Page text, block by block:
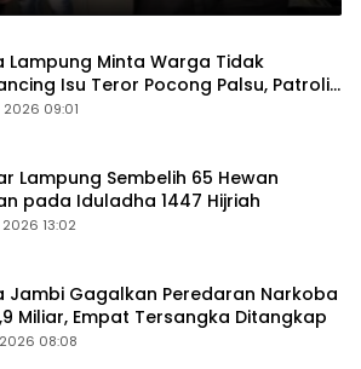
Lampung Minta Warga Tidak
Isu Teror Pocong Palsu, Patroli
Ditingkatkan
09:01
Lampung Sembelih 65 Hewan
pada Iduladha 1447 Hijriah
13:02
Jambi Gagalkan Peredaran Narkoba
Miliar, Empat Tersangka Ditangkap
08:08